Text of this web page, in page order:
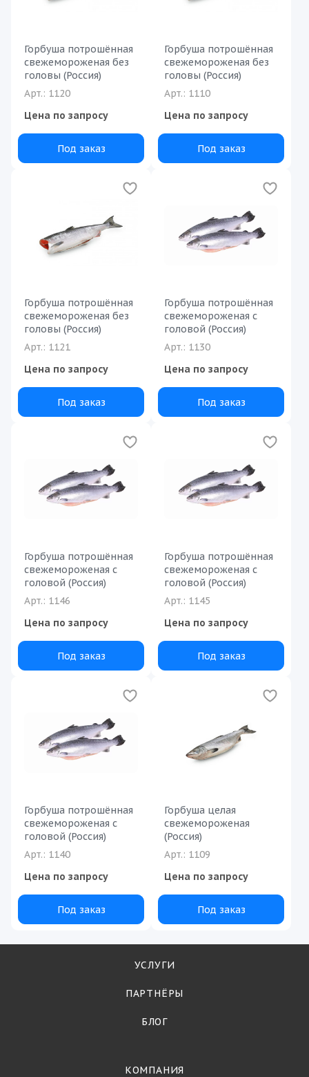
Горбуша потрошённая
свежемороженая без
головы (Россия)
Арт.: 1120
Цена по запросу
Под заказ
Горбуша потрошённая
свежемороженая без
головы (Россия)
Арт.: 1110
Цена по запросу
Под заказ
Горбуша потрошённая
свежемороженая без
головы (Россия)
Арт.: 1121
Цена по запросу
Под заказ
Горбуша потрошённая
свежемороженая с
головой (Россия)
Арт.: 1130
Цена по запросу
Под заказ
Горбуша потрошённая
свежемороженая с
головой (Россия)
Арт.: 1146
Цена по запросу
Под заказ
Горбуша потрошённая
свежемороженая с
головой (Россия)
Арт.: 1145
Цена по запросу
Под заказ
Горбуша потрошённая
свежемороженая с
головой (Россия)
Арт.: 1140
Цена по запросу
Под заказ
Горбуша целая
свежемороженая
(Россия)
Арт.: 1109
Цена по запросу
Под заказ
УСЛУГИ
ПАРТНЁРЫ
БЛОГ
КОМПАНИЯ